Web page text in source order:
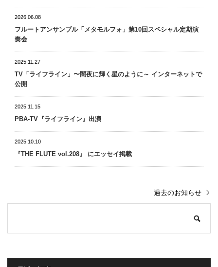
2026.06.08
フルートアンサンブル「メタモルフォ」第10回スペシャル定期演
奏会
2025.11.27
TV「ライフライン」〜闇夜に輝く星のように～ インターネットで
公開
2025.11.15
PBA-TV『ライフライン』出演
2025.10.10
『THE FLUTE vol.208』 にエッセイ掲載
過去のお知らせ